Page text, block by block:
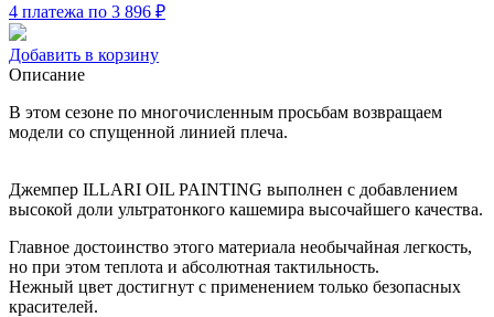
4 платежа по 3 896 ₽
Добавить в корзину
Описание
В этом сезоне по многочисленным просьбам возвращаем
модели со спущенной линией плеча.
Джемпер ILLARI OIL PAINTING выполнен с добавлением
высокой доли ультратонкого кашемира высочайшего качества.
Главное достоинство этого материала необычайная легкость,
но при этом теплота и абсолютная тактильность.
Нежный цвет достигнут с применением только безопасных
красителей.